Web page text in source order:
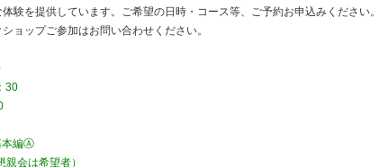
験を提供しています。ご希望の日時・コース等、ご予約お申込みください。
ョップご参加はお問い合わせください。
30
本編Ⓐ
会は希望者）